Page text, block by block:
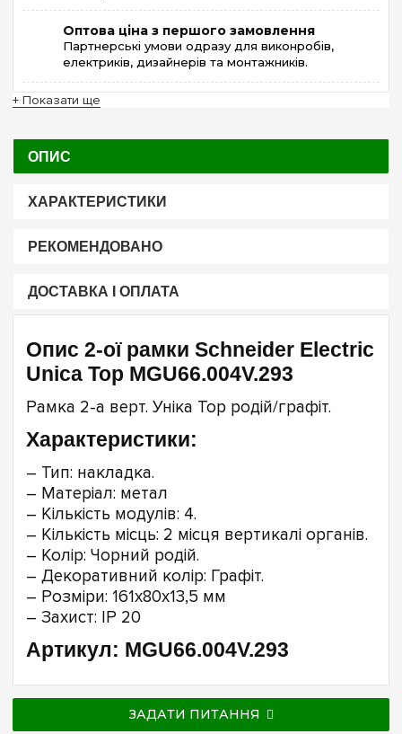
Оптова ціна з першого замовлення
Партнерські умови одразу для виконробів,
електриків, дизайнерів та монтажників.
+ Показати ще
ОПИС
ХАРАКТЕРИСТИКИ
РЕКОМЕНДОВАНО
ДОСТАВКА І ОПЛАТА
Опис 2-ої рамки Schneider Electric
Unica Top MGU66.004V.293
Рамка 2-а верт. Уніка Top родій/графіт.
Характеристики:
– Тип: накладка.
– Матеріал: метал
– Кількість модулів: 4.
– Кількість місць: 2 місця вертикалі органів.
– Колір: Чорний родій.
– Декоративний колір: Графіт.
– Розміри: 161х80х13,5 мм
– Захист: IP 20
Артикул: MGU66.004V.293
ЗАДАТИ ПИТАННЯ